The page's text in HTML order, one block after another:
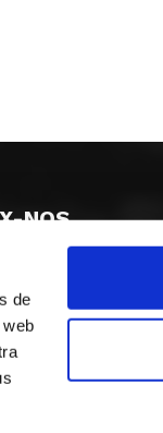
de
NOS